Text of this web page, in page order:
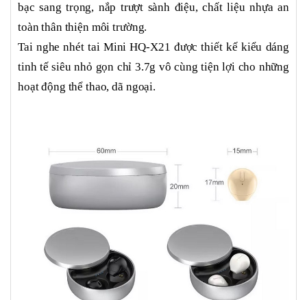
bạc sang trọng, nắp trượt sành điệu, chất liệu nhựa an
toàn thân thiện môi trường.
Tai nghe nhét tai Mini HQ-X21 được thiết kế kiểu dáng
tinh tế siêu nhỏ gọn chỉ 3.7g vô cùng tiện lợi cho những
hoạt động thể thao, dã ngoại.